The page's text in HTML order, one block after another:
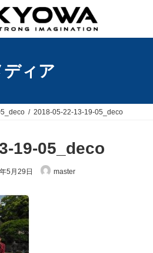
ディア
2018-05-22-13-19-05_deco
19-05_deco
5月29日 master